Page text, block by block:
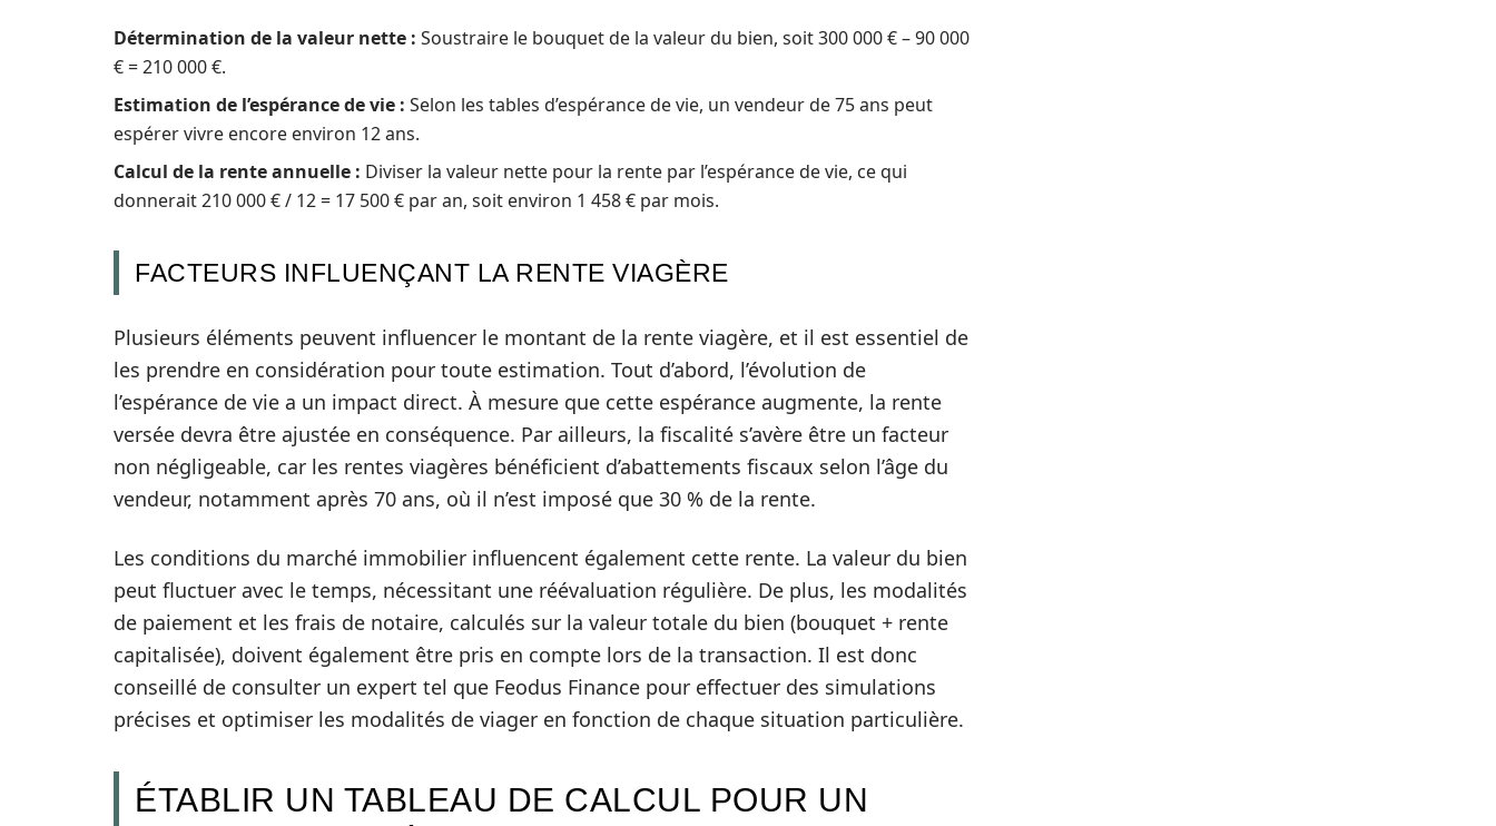
Détermination de la valeur nette : Soustraire le bouquet de la valeur du bien, soit 300 000 € – 90 000
€ = 210 000 €.
Estimation de l’espérance de vie : Selon les tables d’espérance de vie, un vendeur de 75 ans peut
espérer vivre encore environ 12 ans.
Calcul de la rente annuelle : Diviser la valeur nette pour la rente par l’espérance de vie, ce qui
donnerait 210 000 € / 12 = 17 500 € par an, soit environ 1 458 € par mois.
FACTEURS INFLUENÇANT LA RENTE VIAGÈRE
Plusieurs éléments peuvent influencer le montant de la rente viagère, et il est essentiel de
les prendre en considération pour toute estimation. Tout d’abord, l’évolution de
l’espérance de vie a un impact direct. À mesure que cette espérance augmente, la rente
versée devra être ajustée en conséquence. Par ailleurs, la fiscalité s’avère être un facteur
non négligeable, car les rentes viagères bénéficient d’abattements fiscaux selon l’âge du
vendeur, notamment après 70 ans, où il n’est imposé que 30 % de la rente.
Les conditions du marché immobilier influencent également cette rente. La valeur du bien
peut fluctuer avec le temps, nécessitant une réévaluation régulière. De plus, les modalités
de paiement et les frais de notaire, calculés sur la valeur totale du bien (bouquet + rente
capitalisée), doivent également être pris en compte lors de la transaction. Il est donc
conseillé de consulter un expert tel que Feodus Finance pour effectuer des simulations
précises et optimiser les modalités de viager en fonction de chaque situation particulière.
ÉTABLIR UN TABLEAU DE CALCUL POUR UN